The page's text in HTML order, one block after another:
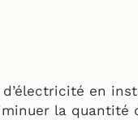
en
la quantité